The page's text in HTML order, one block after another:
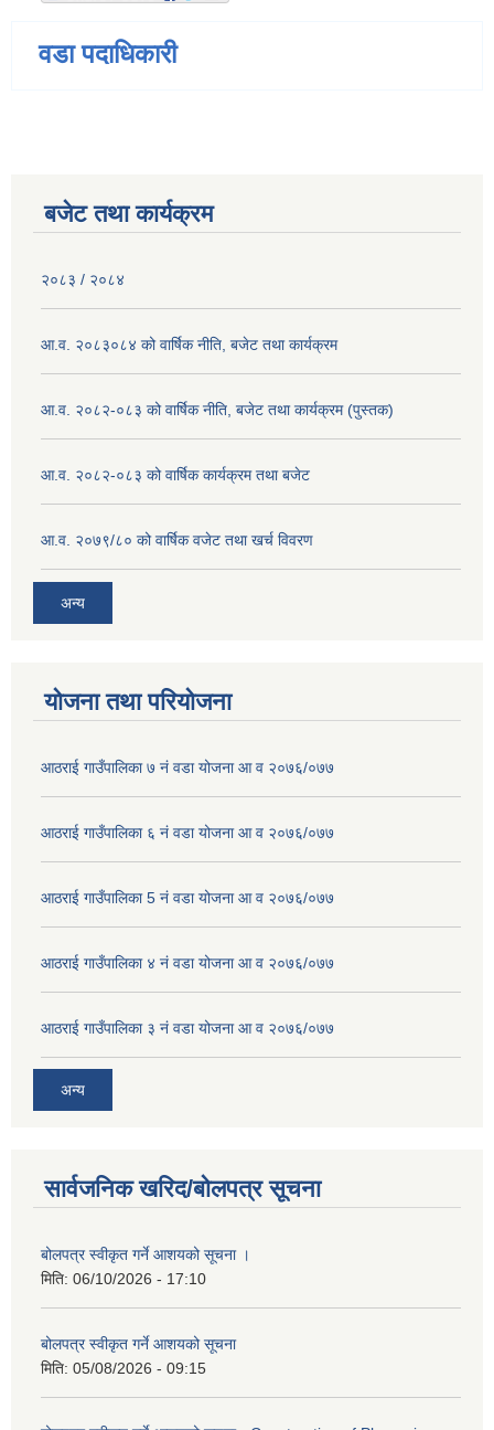
वडा पदाधिकारी
बजेट तथा कार्यक्रम
२०८३ / २०८४
आ.व. २०८३०८४ को वार्षिक नीति, बजेट तथा कार्यक्रम
आ.व. २०८२-०८३ को वार्षिक नीति, बजेट तथा कार्यक्रम (पुस्तक)
आ.व. २०८२-०८३ को वार्षिक कार्यक्रम तथा बजेट
आ.व. २०७९/८० को वार्षिक वजेट तथा खर्च विवरण
अन्य
योजना तथा परियोजना
आठराई गाउँपालिका ७ नं वडा योजना आ व २०७६/०७७
आठराई गाउँपालिका ६ नं वडा योजना आ व २०७६/०७७
आठराई गाउँपालिका 5 नं वडा योजना आ व २०७६/०७७
आठराई गाउँपालिका ४ नं वडा योजना आ व २०७६/०७७
आठराई गाउँपालिका ३ नं वडा योजना आ व २०७६/०७७
अन्य
सार्वजनिक खरिद/बोलपत्र सूचना
बोलपत्र स्वीकृत गर्ने आशयको सूचना ।
मिति: 06/10/2026 - 17:10
बोलपत्र स्वीकृत गर्ने आशयको सूचना
मिति: 05/08/2026 - 09:15